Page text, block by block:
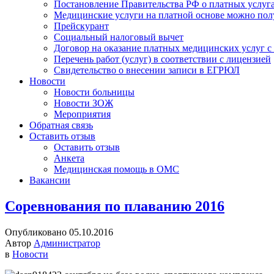
Постановление Правительства РФ о платных
Медицинские услуги на платной основе можно
Прейскурант
Социальный налоговый вычет
Договор на оказание платных медицинских услуг
Перечень работ (услуг) в соответствии с лицензией
Свидетельство о внесении записи в ЕГРЮЛ
Новости
Новости больницы
Новости ЗОЖ
Мероприятия
Обратная связь
Оставить отзыв
Оставить отзыв
Анкета
Медицинская помощь в ОМС
Вакансии
Соревнования по плаванию 2016
Опубликовано 05.10.2016
Автор Администратор
в Новости